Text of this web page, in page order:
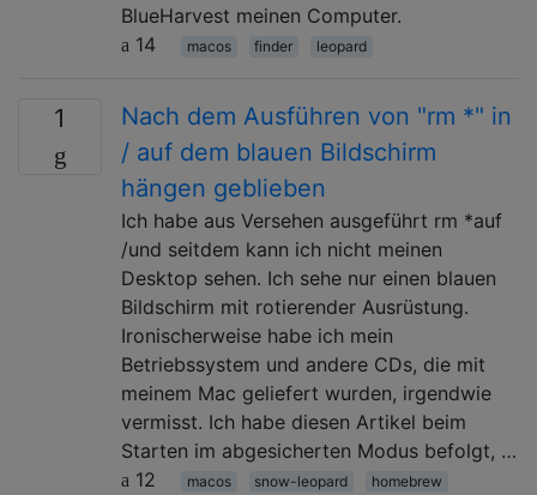
BlueHarvest meinen Computer.
14
macos finder leopard
1
Nach dem Ausführen von "rm *" in
/ auf dem blauen Bildschirm
hängen geblieben
Ich habe aus Versehen ausgeführt rm *auf
/und seitdem kann ich nicht meinen
Desktop sehen. Ich sehe nur einen blauen
Bildschirm mit rotierender Ausrüstung.
Ironischerweise habe ich mein
Betriebssystem und andere CDs, die mit
meinem Mac geliefert wurden, irgendwie
vermisst. Ich habe diesen Artikel beim
Starten im abgesicherten Modus befolgt, …
12
macos snow-leopard
homebrew